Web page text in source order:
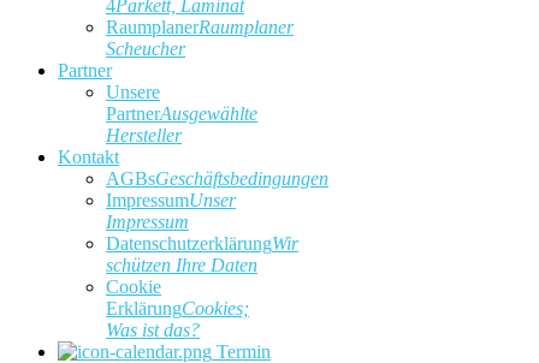
4Parkett, Laminat
RaumplanerRaumplaner
Scheucher
Partner
Unsere
PartnerAusgewählte
Hersteller
Kontakt
AGBsGeschäftsbedingungen
ImpressumUnser
Impressum
DatenschutzerklärungWir
schützen Ihre Daten
Cookie
ErklärungCookies;
Was ist das?
Termin